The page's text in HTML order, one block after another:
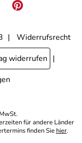
genommen.
Widerrufsrecht
widerrufen
für andere Länder
finden Sie hier.